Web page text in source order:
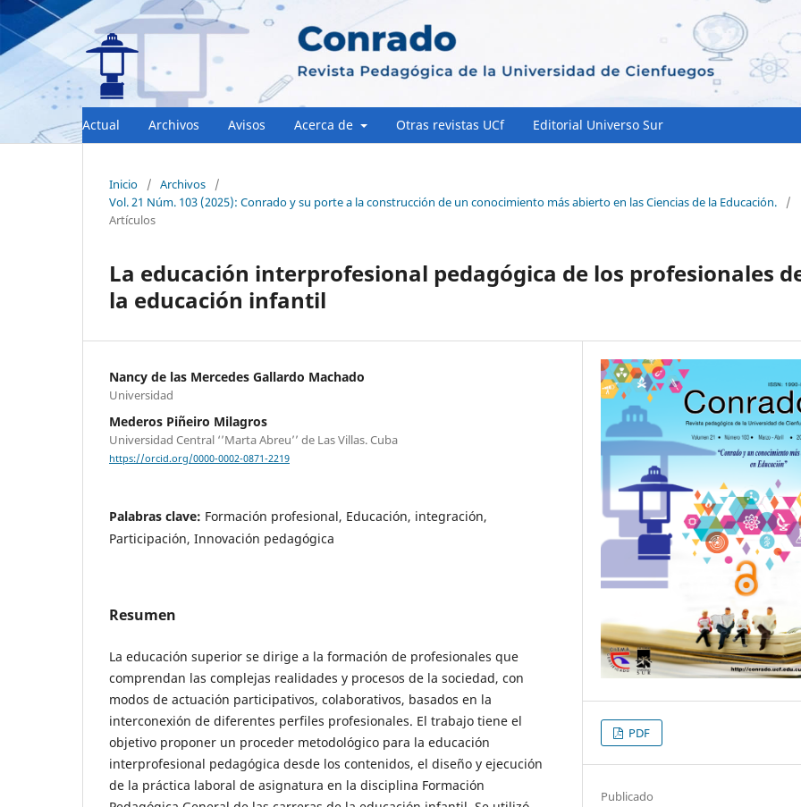
Actual Archivos Avisos Acerca de Otras revistas UCf Editorial Universo Sur
Inicio / Archivos
/
Vol. 21 Núm. 103 (2025): Conrado y su porte a la construcción de un conocimiento más abierto en las Ciencias de la Educación.
/
Artículos
La educación interprofesional pedagógica de los profesionales
la educación infantil
Nancy de las Mercedes Gallardo Machado
Universidad
Mederos Piñeiro Milagros
Universidad Central ‘’Marta Abreu’’ de Las Villas. Cuba
https://orcid.org/0000-0002-0871-2219
Palabras clave: Formación profesional, Educación, integración,
Participación, Innovación pedagógica
Resumen
La educación superior se dirige a la formación de profesionales que
comprendan las complejas realidades y procesos de la sociedad, con
modos de actuación participativos, colaborativos, basados en la
interconexión de diferentes perfiles profesionales. El trabajo tiene el
objetivo proponer un proceder metodológico para la educación
interprofesional pedagógica desde los contenidos, el diseño y ejecución
de la práctica laboral de asignatura en la disciplina Formación
PDF
Publicado